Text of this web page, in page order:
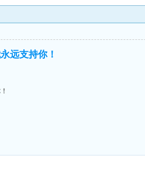
远支持你！